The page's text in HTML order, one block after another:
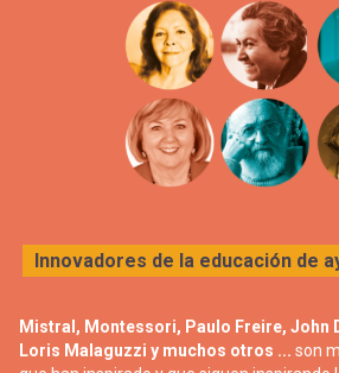
Innovadores de la educación de
Mistral, Montessori, Paulo Freire, John
Loris Malaguzzi y muchos otros ... son